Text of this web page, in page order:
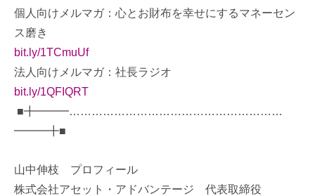
個人向けメルマガ：心とお財布を幸せにするマネーセン
ス磨き
bit.ly/1TCmuUf
法人向けメルマガ：社長ラジオ
bit.ly/1QFIQRT
■╋━━━…………………………………………………
━━━╋■
山中伸枝 プロフィール
株式会社アセット・アドバンテージ 代表取締役